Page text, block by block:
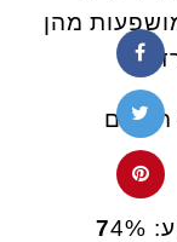
– נשים חילוניות (58%) מושפעות מהן
74%